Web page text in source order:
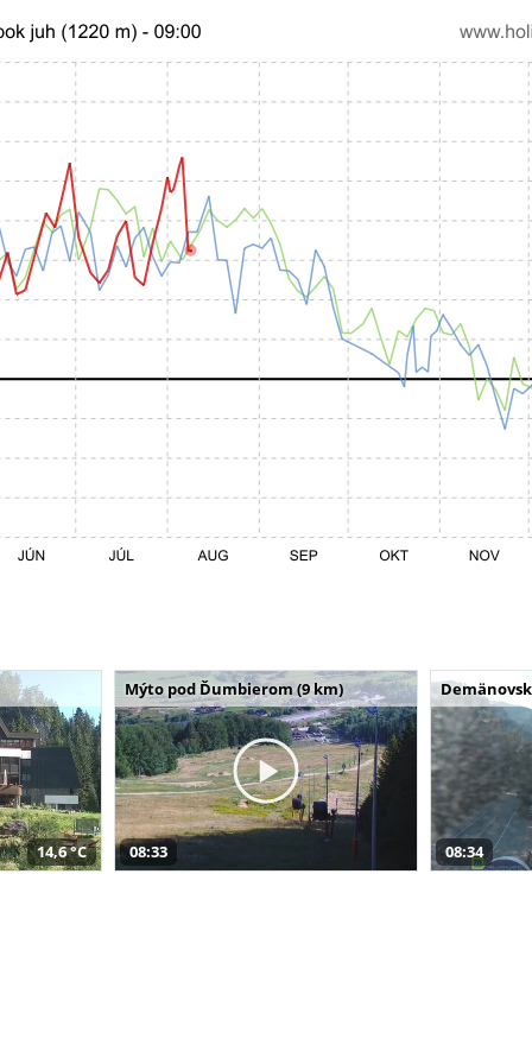
14,6 °C
Mýto pod Ďumbierom (9 km)
08:33 08:34